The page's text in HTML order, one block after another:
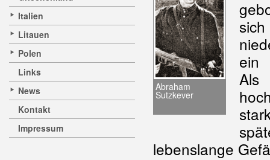
Italien
Litauen
Polen
Links
News
Kontakt
Impressum
Abraham
Sutzkever
ein
Als
lebenslange